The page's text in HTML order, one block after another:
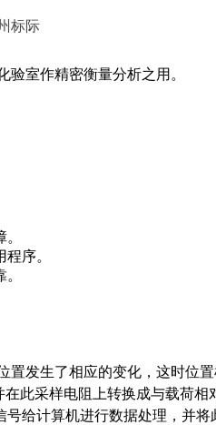
标际
室作精密衡量分析之用。
序。
发生了相应的变化，这时位置
此采样电阻上转换成与载荷相
给计算机进行数据处理，并将